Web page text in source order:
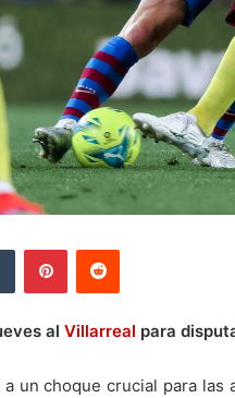
al Villarreal para
un choque crucial para las